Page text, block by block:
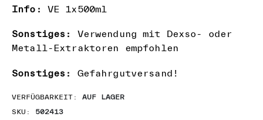
Info: VE 1x500ml
Sonstiges:
Verwendung mit Dexso- oder
Metall-Extraktoren empfohlen
Sonstiges: Gefahrgutversand!
VERFÜGBARKEIT:
AUF LAGER
SKU
502413